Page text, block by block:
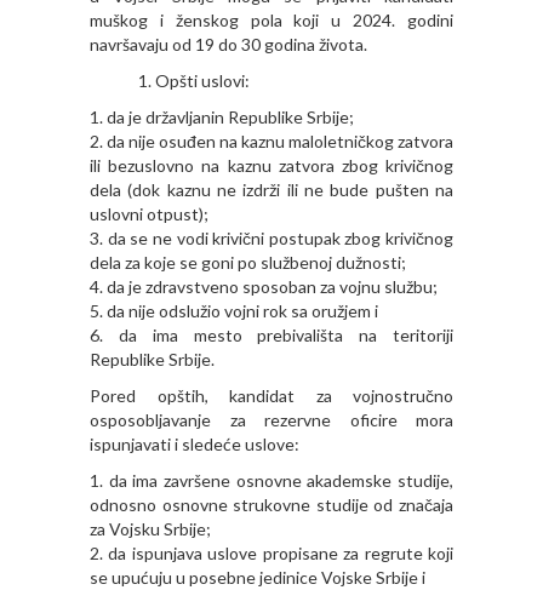
muškog i ženskog pola koji u 2024. godini
navršavaju od 19 do 30 godina života.
Opšti uslovi:
1. da je državljanin Republike Srbije;
2. da nije osuđen na kaznu maloletničkog zatvora
ili bezuslovno na kaznu zatvora zbog krivičnog
dela (dok kaznu ne izdrži ili ne bude pušten na
uslovni otpust);
3. da se ne vodi krivični postupak zbog krivičnog
dela za koje se goni po službenoj dužnosti;
4. da je zdravstveno sposoban za vojnu službu;
5. da nije odslužio vojni rok sa oružjem i
6. da ima mesto prebivališta na teritoriji
Republike Srbije.
Pored opštih, kandidat za vojnostručno
osposobljavanje za rezervne oficire mora
ispunjavati i sledeće uslove:
1. da ima završene osnovne akademske studije,
odnosno osnovne strukovne studije od značaja
za Vojsku Srbije;
2. da ispunjava uslove propisane za regrute koji
se upućuju u posebne jedinice Vojske Srbije i